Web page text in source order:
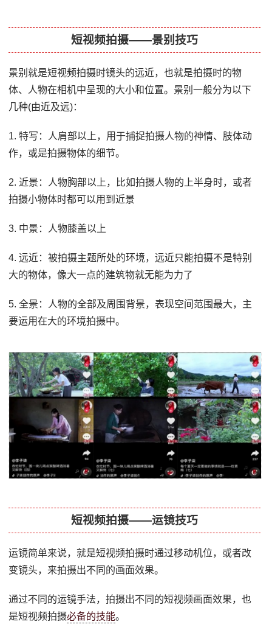
短视频拍摄——景别技巧
景别就是短视频拍摄时镜头的远近，也就是拍摄时的物
体、人物在相机中呈现的大小和位置。景别一般分为以下
几种(由近及远)：
1. 特写：人肩部以上，用于捕捉拍摄人物的神情、肢体动
作，或是拍摄物体的细节。
2. 近景：人物胸部以上，比如拍摄人物的上半身时，或者
拍摄小物体时都可以用到近景
3. 中景：人物膝盖以上
4. 远近：被拍摄主题所处的环境，远近只能拍摄不是特别
大的物体，像大一点的建筑物就无能为力了
5. 全景：人物的全部及周围背景，表现空间范围最大，主
要运用在大的环境拍摄中。
短视频拍摄——运镜技巧
运镜简单来说，就是短视频拍摄时通过移动机位，或者改
变镜头，来拍摄出不同的画面效果。
通过不同的运镜手法，拍摄出不同的短视频画面效果，也
是短视频拍摄必备的技能。